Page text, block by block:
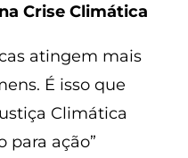
Crise Climática
atingem mais
É isso que
Climática
para ação”